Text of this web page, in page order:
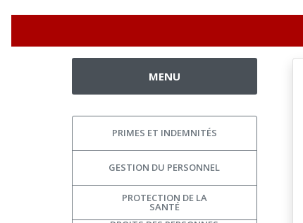
MENU
PRIMES ET INDEMNITÉS
GESTION DU PERSONNEL
PROTECTION DE LA
SANTÉ